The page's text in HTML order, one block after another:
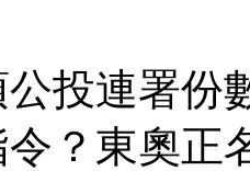
投連署份
？東奧正